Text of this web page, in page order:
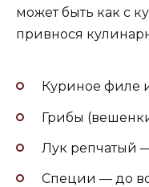
может быть как с
привнося
Куриное филе
Грибы
Лук репчатый
Специи — до